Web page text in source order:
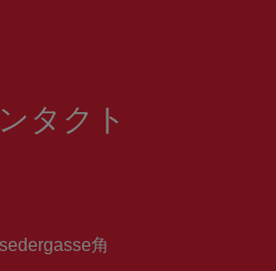
タクト
角